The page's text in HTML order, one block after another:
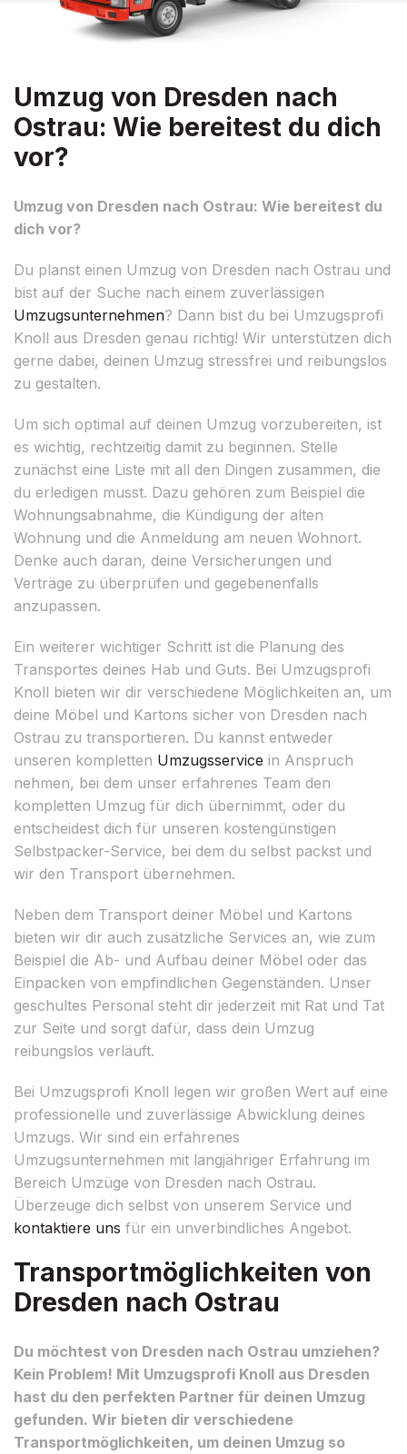
Umzug von Dresden nach
Ostrau: Wie bereitest du dich
vor?
Umzug von Dresden nach Ostrau: Wie bereitest du
dich vor?
Du planst einen Umzug von Dresden nach Ostrau und
bist auf der Suche nach einem zuverlässigen
Umzugsunternehmen? Dann bist du bei Umzugsprofi
Knoll aus Dresden genau richtig! Wir unterstützen dich
gerne dabei, deinen Umzug stressfrei und reibungslos
zu gestalten.
Um sich optimal auf deinen Umzug vorzubereiten, ist
es wichtig, rechtzeitig damit zu beginnen. Stelle
zunächst eine Liste mit all den Dingen zusammen, die
du erledigen musst. Dazu gehören zum Beispiel die
Wohnungsabnahme, die Kündigung der alten
Wohnung und die Anmeldung am neuen Wohnort.
Denke auch daran, deine Versicherungen und
Verträge zu überprüfen und gegebenenfalls
anzupassen.
Ein weiterer wichtiger Schritt ist die Planung des
Transportes deines Hab und Guts. Bei Umzugsprofi
Knoll bieten wir dir verschiedene Möglichkeiten an, um
deine Möbel und Kartons sicher von Dresden nach
Ostrau zu transportieren. Du kannst entweder
unseren kompletten Umzugsservice in Anspruch
nehmen, bei dem unser erfahrenes Team den
kompletten Umzug für dich übernimmt, oder du
entscheidest dich für unseren kostengünstigen
Selbstpacker-Service, bei dem du selbst packst und
wir den Transport übernehmen.
Neben dem Transport deiner Möbel und Kartons
bieten wir dir auch zusätzliche Services an, wie zum
Beispiel die Ab- und Aufbau deiner Möbel oder das
Einpacken von empfindlichen Gegenständen. Unser
geschultes Personal steht dir jederzeit mit Rat und Tat
zur Seite und sorgt dafür, dass dein Umzug
reibungslos verläuft.
Bei Umzugsprofi Knoll legen wir großen Wert auf eine
professionelle und zuverlässige Abwicklung deines
Umzugs. Wir sind ein erfahrenes
Umzugsunternehmen mit langjähriger Erfahrung im
Bereich Umzüge von Dresden nach Ostrau.
Überzeuge dich selbst von unserem Service und
kontaktiere uns für ein unverbindliches Angebot.
Transportmöglichkeiten von
Dresden nach Ostrau
Du möchtest von Dresden nach Ostrau umziehen?
Kein Problem! Mit Umzugsprofi Knoll aus Dresden
hast du den perfekten Partner für deinen Umzug
gefunden. Wir bieten dir verschiedene
Transportmöglichkeiten, um deinen Umzug so